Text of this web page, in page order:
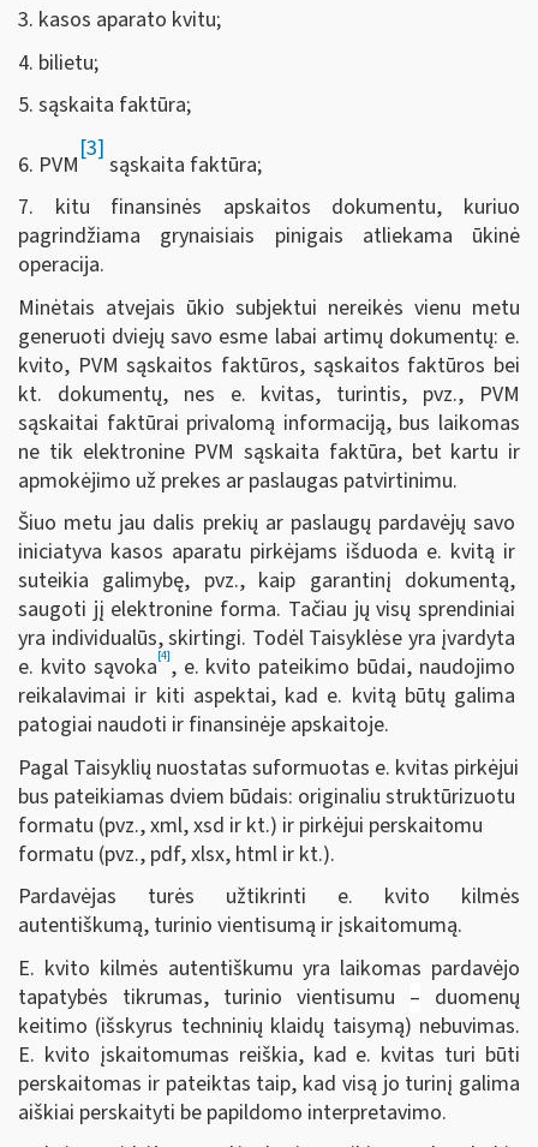
3. kasos aparato kvitu;
4. bilietu;
5. sąskaita faktūra;
6. PVM
[3]
sąskaita faktūra;
7. kitu finansinės apskaitos dokumentu, kuriuo
pagrindžiama grynaisiais pinigais atliekama ūkinė
operacija.
Minėtais atvejais ūkio subjektui nereikės vienu metu
generuoti dviejų savo esme labai artimų dokumentų: e.
kvito, PVM sąskaitos faktūros, sąskaitos faktūros bei
kt. dokumentų, nes e. kvitas, turintis, pvz., PVM
sąskaitai faktūrai privalomą informaciją, bus laikomas
ne tik elektronine PVM sąskaita faktūra, bet kartu ir
apmokėjimo už prekes ar paslaugas patvirtinimu.
Šiuo metu jau dalis prekių ar paslaugų pardavėjų savo
iniciatyva kasos aparatu pirkėjams išduoda e. kvitą ir
suteikia galimybę, pvz., kaip garantinį dokumentą,
saugoti jį elektronine forma. Tačiau jų visų sprendiniai
yra individualūs, skirtingi. Todėl Taisyklėse yra įvardyta
e. kvito sąvoka[4], e. kvito pateikimo būdai, naudojimo
reikalavimai ir kiti aspektai, kad e. kvitą būtų galima
patogiai naudoti ir finansinėje apskaitoje.
Pagal Taisyklių nuostatas suformuotas e. kvitas pirkėjui
bus pateikiamas dviem būdais: originaliu struktūrizuotu
formatu (pvz., xml, xsd ir kt.) ir pirkėjui perskaitomu
formatu (pvz., pdf, xlsx, html ir kt.).
Pardavėjas turės užtikrinti e. kvito kilmės
autentiškumą, turinio vientisumą ir įskaitomumą.
E. kvito kilmės autentiškumu yra laikomas pardavėjo
tapatybės tikrumas, turinio vientisumu – duomenų
keitimo (išskyrus techninių klaidų taisymą) nebuvimas.
E. kvito įskaitomumas reiškia, kad e. kvitas turi būti
perskaitomas ir pateiktas taip, kad visą jo turinį galima
aiškiai perskaityti be papildomo interpretavimo.